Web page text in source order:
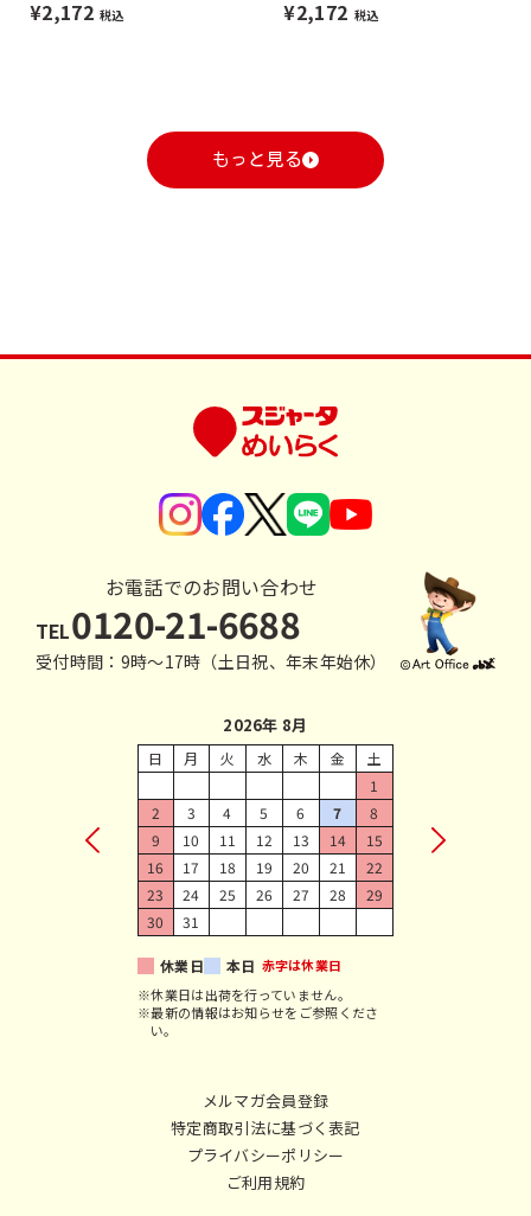
¥2,172 税込 ¥2,172 税込
もっと見る
お電話でのお問い合わせ
TEL0120-21-6688
受付時間：9時〜17時（土日祝、年末年始休）
メルマガ会員登録
特定商取引法に基づく表記
プライバシーポリシー
ご利用規約
2026年 8月
日 月 火 水 木 金
土
1
2
3 4 5 6 7
8
9
10 11 12 13 14
15
16
17 18 19 20 21
22
23
24 25 26 27 28
29
30
31
休業日 本日 赤字は休業日
※休業日は出荷を行っていません。
※最新の情報はお知らせをご参照くださ
い。